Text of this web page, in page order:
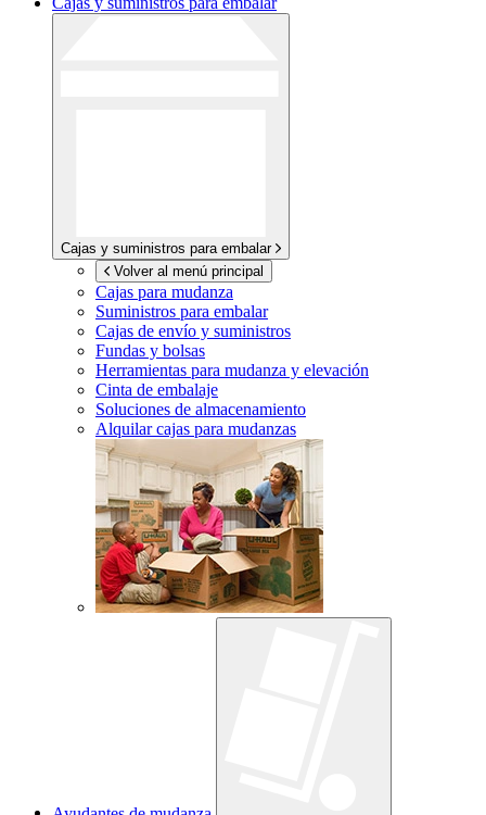
Cajas y suministros para embalar
Volver al menú principal
Cajas para mudanza
Suministros para embalar
Cajas de envío y suministros
Fundas y bolsas
Herramientas para mudanza y elevación
Cinta de embalaje
Soluciones de almacenamiento
Alquilar cajas para mudanzas